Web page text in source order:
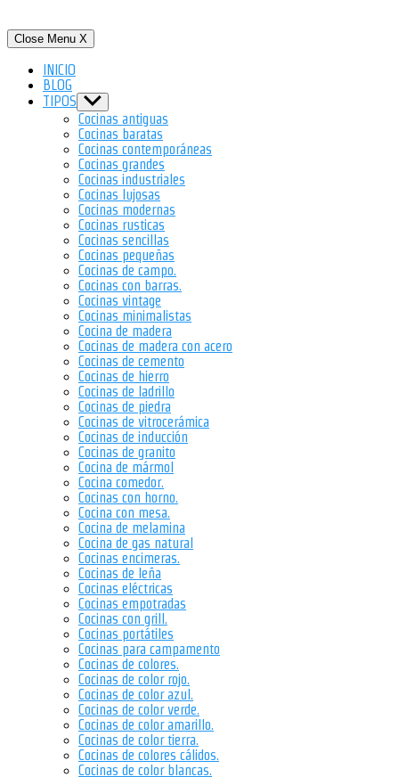
Close Menu X
INICIO
BLOG
TIPOS Show
sub
menu
Cocinas antiguas
Cocinas baratas
Cocinas contemporáneas
Cocinas grandes
Cocinas industriales
Cocinas lujosas
Cocinas modernas
Cocinas rusticas
Cocinas sencillas
Cocinas pequeñas
Cocinas de campo.
Cocinas con barras.
Cocinas vintage
Cocinas minimalistas
Cocina de madera
Cocinas de madera con acero
Cocinas de cemento
Cocinas de hierro
Cocinas de ladrillo
Cocinas de piedra
Cocinas de vitrocerámica
Cocinas de inducción
Cocinas de granito
Cocina de mármol
Cocina comedor.
Cocinas con horno.
Cocina con mesa.
Cocina de melamina
Cocina de gas natural
Cocinas encimeras.
Cocinas de leña
Cocinas eléctricas
Cocinas empotradas
Cocinas con grill.
Cocinas portátiles
Cocinas para campamento
Cocinas de colores.
Cocinas de color rojo.
Cocinas de color azul.
Cocinas de color verde.
Cocinas de color amarillo.
Cocinas de color tierra.
Cocinas de colores cálidos.
Cocinas de color blancas.